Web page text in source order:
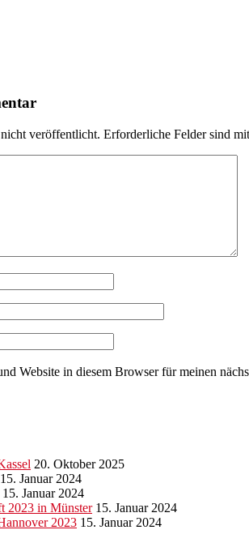
veröffentlicht. Erforderliche Felder sind mit
Website in diesem Browser für meinen
20. Oktober 2025
15. Januar 2024
15. Januar 2024
2023 in Münster 15. Januar 2024
2023 15. Januar 2024